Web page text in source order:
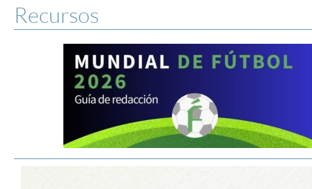
Recursos